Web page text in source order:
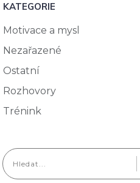
KATEGORIE
Motivace a mysl
Nezařazené
Ostatní
Rozhovory
Trénink